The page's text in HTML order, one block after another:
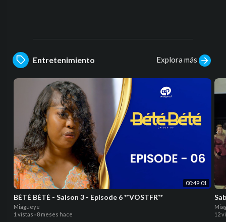
Entretenimiento Explora más
00:49:01
BÉTÉ BÉTÉ - Saison 3 - Episode 6 **VOSTFR**
Miagueye
1 vistas · 8 meses hace
12